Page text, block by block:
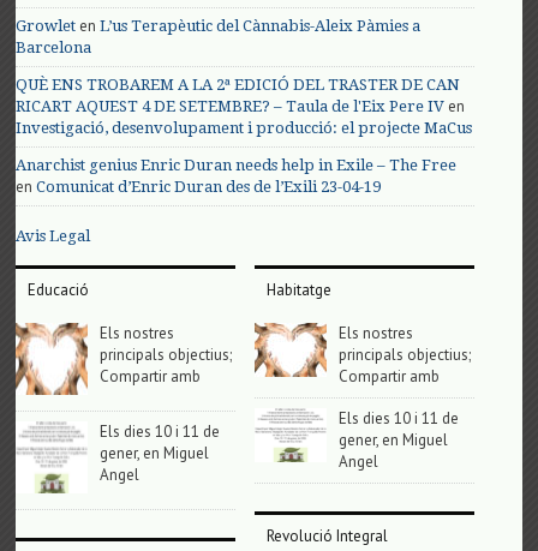
Growlet enL’us Terapèutic del Cànnabis-Aleix Pàmies a
Barcelona
QUÈ ENS TROBAREM A LA 2ª EDICIÓ DEL TRASTER DE CAN
RICART AQUEST 4 DE SETEMBRE? – Taula de l'Eix Pere IV en
Investigació, desenvolupament i producció: el projecte MaCus
Anarchist genius Enric Duran needs help in Exile – The Free
enComunicat d’Enric Duran des de l’Exili 23-04-19
Avis Legal
Educació
Els nostres
principals objectius;
Compartir amb
Els dies 10 i 11 de
gener, en Miguel
Angel
Habitatge
Els nostres
principals objectius;
Compartir amb
Els dies 10 i 11 de
gener, en Miguel
Angel
Revolució Integral